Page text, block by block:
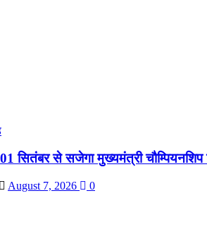
सितंबर से सजेगा मुख्यमंत्री चौम्पियनशिप
August 7, 2026 0